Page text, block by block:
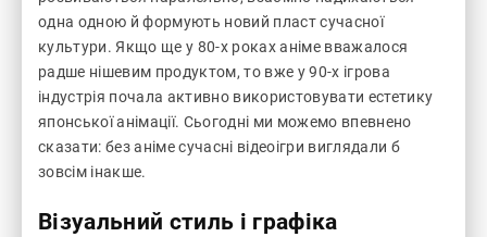
одна одною й формують новий пласт сучасної
культури. Якщо ще у 80-х роках аніме вважалося
радше нішевим продуктом, то вже у 90-х ігрова
індустрія почала активно використовувати естетику
японської анімації. Сьогодні ми можемо впевнено
сказати: без аніме сучасні відеоігри виглядали б
зовсім інакше.
Візуальний стиль і графіка